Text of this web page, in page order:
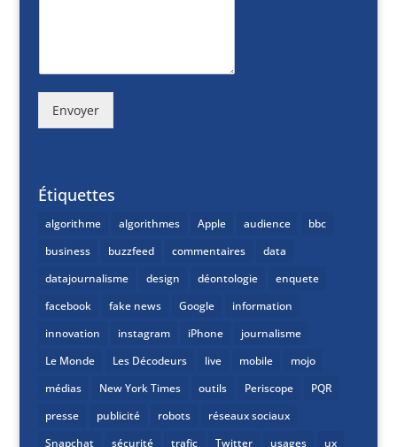
Envoyer
Étiquettes
algorithme algorithmes Apple audience
bbc
business
buzzfeed commentaires
data
datajournalisme
design déontologie
enquete
facebook
fake news Google
information
innovation
instagram iPhone
journalisme
Le Monde
Les Décodeurs live mobile
mojo
médias
New York Times outils Periscope
PQR
presse
publicité robots
réseaux sociaux
Snapchat
sécurité trafic Twitter usages ux